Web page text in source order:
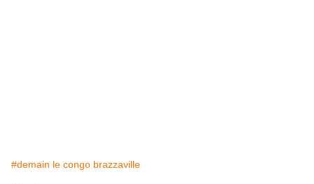
#demain le congo brazzaville